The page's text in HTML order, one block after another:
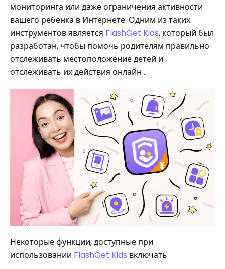
мониторинга или даже ограничения активности
вашего ребенка в Интернете. Одним из таких
инструментов является FlashGet Kids, который был
разработан, чтобы помочь родителям правильно
отслеживать местоположение детей и
отслеживать их действия онлайн .
Некоторые функции, доступные при
использовании FlashGet Kids включать: